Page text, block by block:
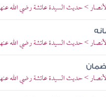
> حديث السيدة عائشة رضي الله
> حديث السيدة عائشة رضي الله
> حديث السيدة عائشة رضي الله